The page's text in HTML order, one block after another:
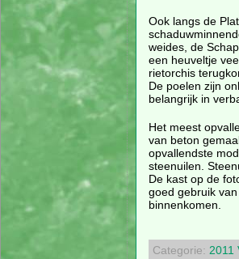
Ook langs de
weides, de
een heuveltje
rietorchis
De poelen zijn
belangrijk in
Het meest
van beton
opvallendste
steenuilen.
De kast op de
goed gebruik
binnenkomen.
Categorie: 2011